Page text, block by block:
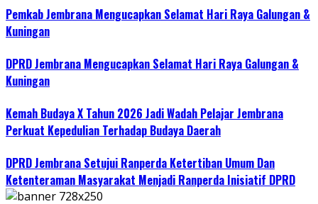
Pemkab Jembrana Mengucapkan Selamat Hari Raya Galungan &
Kuningan
DPRD Jembrana Mengucapkan Selamat Hari Raya Galungan &
Kuningan
Kemah Budaya X Tahun 2026 Jadi Wadah Pelajar Jembrana
Perkuat Kepedulian Terhadap Budaya Daerah
DPRD Jembrana Setujui Ranperda Ketertiban Umum Dan
Ketenteraman Masyarakat Menjadi Ranperda Inisiatif DPRD